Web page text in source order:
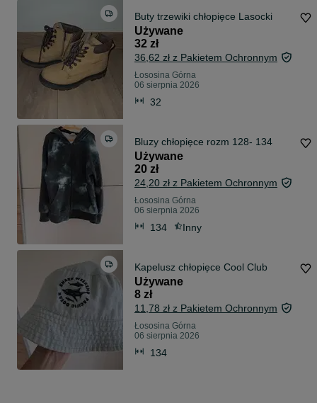
Buty trzewiki chłopięce Lasocki
Używane
32 zł
36,62 zł z Pakietem Ochronnym
Łososina Górna
06 sierpnia 2026
32
Bluzy chłopięce rozm 128- 134
Używane
20 zł
24,20 zł z Pakietem Ochronnym
Łososina Górna
06 sierpnia 2026
134 Inny
Kapelusz chłopięce Cool Club
Używane
8 zł
11,78 zł z Pakietem Ochronnym
Łososina Górna
06 sierpnia 2026
134